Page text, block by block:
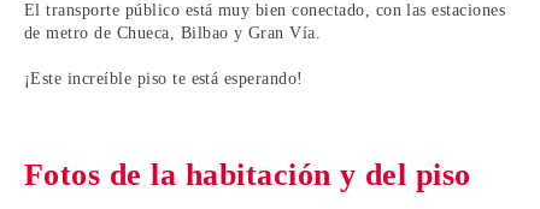
El transporte público está muy bien conectado, con las estaciones
de metro de Chueca, Bilbao y Gran Vía.
¡Este increíble piso te está esperando!
Fotos de la habitación y del piso